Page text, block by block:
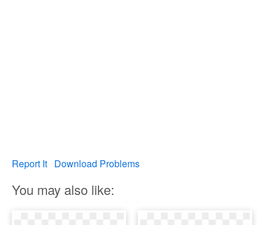
Report It Download Problems
You may also like: